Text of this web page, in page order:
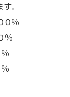
。
％